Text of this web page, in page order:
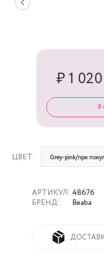
АРТИКУЛ:
БРЕНД:
48676
Beaba
ЦВЕТ: Grey-pink/при
₽ 1 020